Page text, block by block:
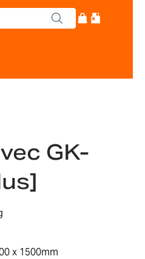
GK-
x 1500mm